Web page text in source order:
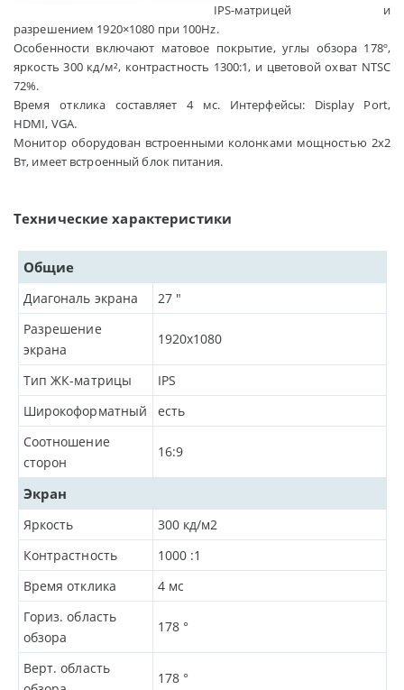
IPS-матрицей и
разрешением 1920×1080 при 100Hz.
Особенности включают матовое покрытие, углы обзора 178º,
яркость 300 кд/м², контрастность 1300:1, и цветовой охват NTSC
72%.
Время отклика составляет 4 мс. Интерфейсы: Display Port,
HDMI, VGA.
Монитор оборудован встроенными колонками мощностью 2x2
Вт, имеет встроенный блок питания.
Технические характеристики
Общие
Диагональ экрана 27 "
Разрешение
экрана
1920x1080
Тип ЖК-матрицы
IPS
Широкоформатный
есть
Соотношение
сторон
16:9
Экран
Яркость 300 кд/м2
Контрастность
1000 :1
Время отклика
4 мс
Гориз. область
обзора
178 °
Верт. область
178 °